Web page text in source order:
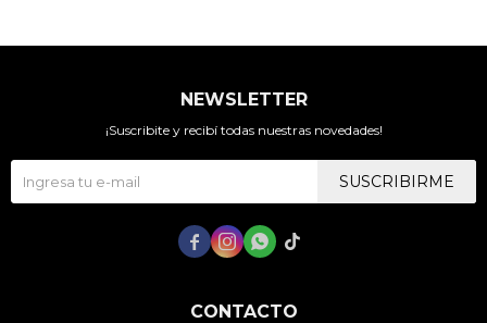
CONTACTO
NEWSLETTER
¡Suscribite y recibí todas nuestras novedades!
SUSCRIBIRME
   